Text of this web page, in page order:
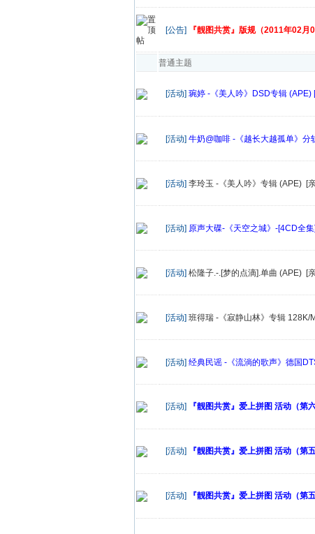
[公告] 『靓图共赏』版规（2011年02月
普通主题
[活动] 琬婷 -《美人吟》DSD专辑 (APE)
[活动] 牛奶@咖啡 -《越长大越孤单》分
[活动] 李玲玉 -《美人吟》专辑 (APE) [
[活动] 原声大碟-《天空之城》-[4CD全
[活动] 松隆子.-.[梦的点滴].单曲 (APE) [
[活动] 班得瑞 -《寂静山林》专辑 128K/
[活动] 经典民谣 -《流淌的歌声》德国
[活动] 『靓图共赏』爱上拼图 活动（第
[活动] 『靓图共赏』爱上拼图 活动（第
[活动] 『靓图共赏』爱上拼图 活动（第